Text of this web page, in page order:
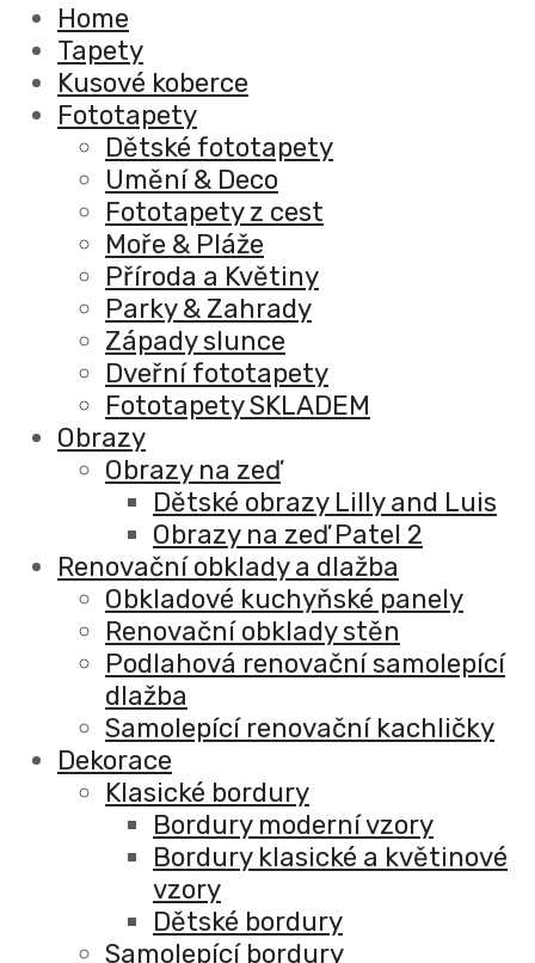
Home
Tapety
Kusové koberce
Fototapety
Dětské fototapety
Umění & Deco
Fototapety z cest
Moře & Pláže
Příroda a Květiny
Parky & Zahrady
Západy slunce
Dveřní fototapety
Fototapety SKLADEM
Obrazy
Obrazy na zeď
Dětské obrazy Lilly and Luis
Obrazy na zeď Patel 2
Renovační obklady a dlažba
Obkladové kuchyňské panely
Renovační obklady stěn
Podlahová renovační samolepící
dlažba
Samolepící renovační kachličky
Dekorace
Klasické bordury
Bordury moderní vzory
Bordury klasické a květinové
vzory
Dětské bordury
Samolepící bordury